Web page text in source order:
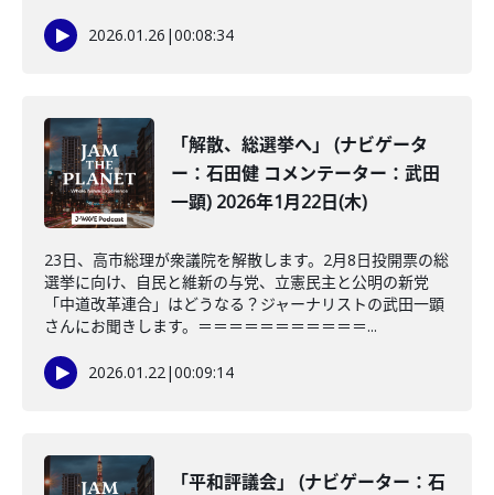
2026.01.26 |00:08:34
「解散、総選挙へ」 (ナビゲータ
ー：石田健 コメンテーター：武田
一顕) 2026年1月22日(木)
23日、高市総理が衆議院を解散します。2月8日投開票の総
選挙に向け、自民と維新の与党、立憲民主と公明の新党
「中道改革連合」はどうなる？ジャーナリストの武田一顕
さんにお聞きします。＝＝＝＝＝＝＝＝＝＝＝...
2026.01.22|00:09:14
「平和評議会」 (ナビゲーター：石